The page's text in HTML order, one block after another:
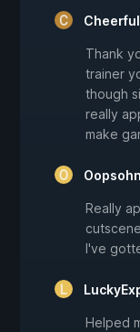
Thank
trainer
though
really
make
Really
I've
Helped